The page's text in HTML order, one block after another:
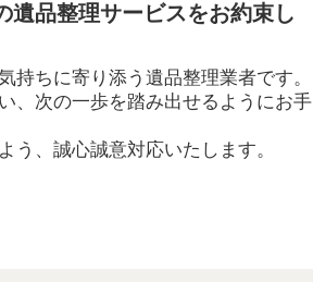
遺品整理サービスをお約束し
持ちに寄り添う遺品整理業者です。
、次の一歩を踏み出せるようにお手
う、誠心誠意対応いたします。